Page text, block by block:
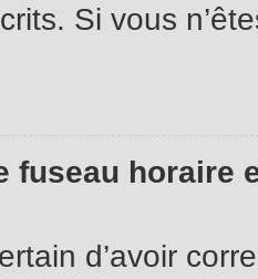
Si vous
fuseau horaire
d’avoir